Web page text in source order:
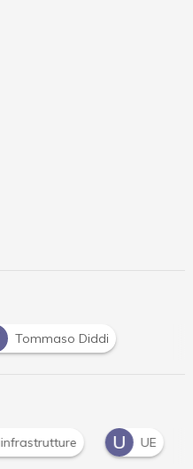
Tommaso Diddi
infrastrutture U UE